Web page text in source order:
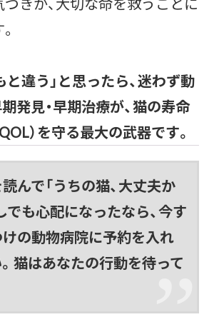
と違う」と思ったら、迷わず動
発見・早期治療が、猫の寿命
）を守る最大の武器です。
んで「うちの猫、大丈夫か
でも心配になったなら、今す
の動物病院に予約を入れ
猫はあなたの行動を待って